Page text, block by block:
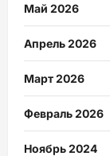
Май 2026
Апрель 2026
Март 2026
Февраль 2026
Ноябрь 2024